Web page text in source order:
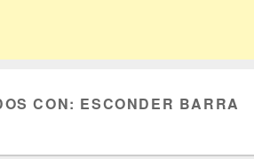
CON: ESCONDER BARRA